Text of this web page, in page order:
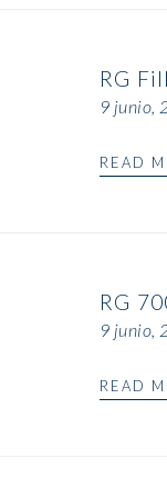
RG
9 junio,
READ
RG
9 junio,
READ